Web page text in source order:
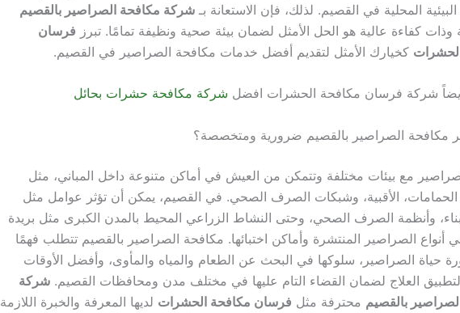
المحلية في القصيم. لذلك، فإن الاستعانة بـ شركة مكافحة الصراصير بالقصيم
كفاءة عالية هو الحل الأمثل لضمان بيئة صحية ونظيفة تمامًا. تبرز فرسان
كخيارك الأمثل لتقديم أفضل خدمات مكافحة الصراصير في القصيم.
شركة فرسان مكافحة الحشرات افضل شركة مكافحة حشرات بحائل
مكافحة الصراصير بالقصيم ضرورية ومتخصصة؟
مع بيئات مختلفة وتتمكن من العيش في أماكن متنوعة داخل المباني، مثل
الحمامات، الأقبية، وشبكات الصرف الصحي. في القصيم، يمكن أن تؤثر عوامل مثل
وأنظمة الصرف الصحي، وحتى النشاط الزراعي المحيط بالمدن الكبرى مثل بريدة
أنواع الصراصير المنتشرة وأماكن اختبائها. مكافحة الصراصير بالقصيم تتطلب فهمًا
حياة الصراصير، سلوكها في البحث عن الطعام والمياه والمأوى، وأفضل الأوقات
العلاج لضمان القضاء التام عليها في مختلف مدن ومحافظات القصيم. شركة
بالقصيم محترفة مثل فرسان مكافحة الحشرات لديها المعرفة والخبرة اللازمة